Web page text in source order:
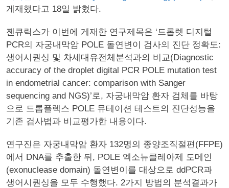
게재했다고 18일 밝혔다.
젠큐릭스가 이번에 게재한 연구제목은 ‘드롭렛 디지털
PCR의 자궁내막암 POLE 돌연변이 검사의 진단 정확도:
생어시퀀싱 및 차세대유전체분석과의 비교(Diagnostic
accuracy of the droplet digital PCR POLE mutation test
in endometrial cancer: comparison with Sanger
sequencing and NGS)’로, 자궁내막암 환자 검체를 바탕
으로 드롭플렉스 POLE 뮤테이션 테스트의 진단성능을
기존 검사법과 비교평가한 내용이다.
연구진은 자궁내막암 환자 132명의 종양조직절편(FFPE)
에서 DNA를 추출한 뒤, POLE 엑소뉴클레아제 도메인
(exonuclease domain) 돌연변이를 대상으로 ddPCR과
생어시퀀싱을 모두 수행했다. 2가지 방법의 분석결과가